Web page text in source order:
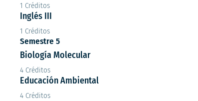
1 Créditos
Inglés III
1 Créditos
Semestre 5
Biología Molecular
4 Créditos
Educación Ambiental
4 Créditos